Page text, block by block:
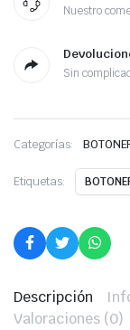
Nuestro
Sin
Categorías:
Etiquetas:
Descripción
Valoraciones (0)